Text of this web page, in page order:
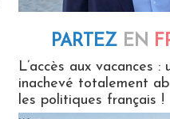
PARTEZ EN
L’accès aux vacances :
inachevé totalement
les politiques français !